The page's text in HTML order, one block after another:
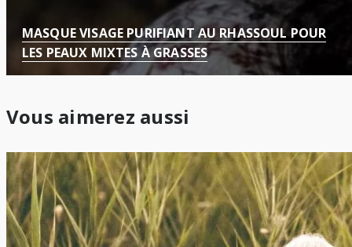
MASQUE VISAGE PURIFIANT AU RHASSOUL POUR
LES PEAUX MIXTES À GRASSES
Vous aimerez aussi